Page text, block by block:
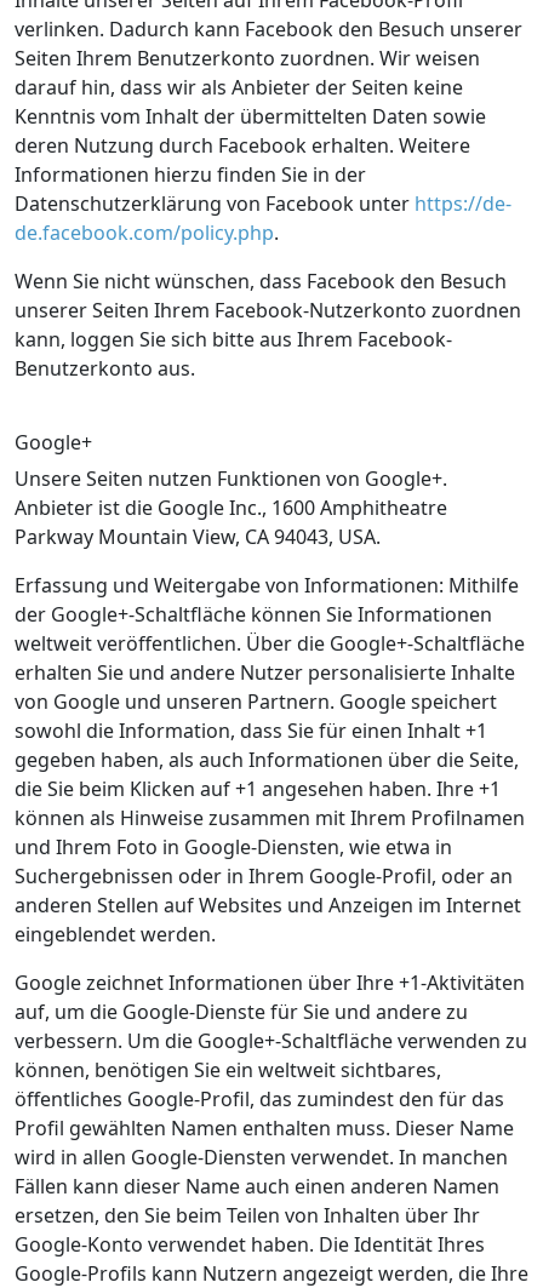
verlinken. Dadurch kann Facebook den Besuch unserer
Seiten Ihrem Benutzerkonto zuordnen. Wir weisen
darauf hin, dass wir als Anbieter der Seiten keine
Kenntnis vom Inhalt der übermittelten Daten sowie
deren Nutzung durch Facebook erhalten. Weitere
Informationen hierzu finden Sie in der
Datenschutzerklärung von Facebook unter https://de-
de.facebook.com/policy.php.
Wenn Sie nicht wünschen, dass Facebook den Besuch
unserer Seiten Ihrem Facebook-Nutzerkonto zuordnen
kann, loggen Sie sich bitte aus Ihrem Facebook-
Benutzerkonto aus.
Google+
Unsere Seiten nutzen Funktionen von Google+.
Anbieter ist die Google Inc., 1600 Amphitheatre
Parkway Mountain View, CA 94043, USA.
Erfassung und Weitergabe von Informationen: Mithilfe
der Google+-Schaltfläche können Sie Informationen
weltweit veröffentlichen. Über die Google+-Schaltfläche
erhalten Sie und andere Nutzer personalisierte Inhalte
von Google und unseren Partnern. Google speichert
sowohl die Information, dass Sie für einen Inhalt +1
gegeben haben, als auch Informationen über die Seite,
die Sie beim Klicken auf +1 angesehen haben. Ihre +1
können als Hinweise zusammen mit Ihrem Profilnamen
und Ihrem Foto in Google-Diensten, wie etwa in
Suchergebnissen oder in Ihrem Google-Profil, oder an
anderen Stellen auf Websites und Anzeigen im Internet
eingeblendet werden.
Google zeichnet Informationen über Ihre +1-Aktivitäten
auf, um die Google-Dienste für Sie und andere zu
verbessern. Um die Google+-Schaltfläche verwenden zu
können, benötigen Sie ein weltweit sichtbares,
öffentliches Google-Profil, das zumindest den für das
Profil gewählten Namen enthalten muss. Dieser Name
wird in allen Google-Diensten verwendet. In manchen
Fällen kann dieser Name auch einen anderen Namen
ersetzen, den Sie beim Teilen von Inhalten über Ihr
Google-Konto verwendet haben. Die Identität Ihres
Google-Profils kann Nutzern angezeigt werden, die Ihre